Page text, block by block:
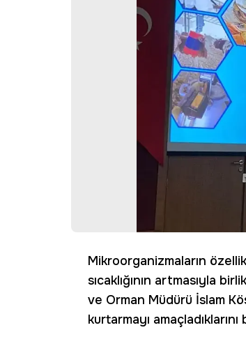
Mikroorganizmaların
sıcaklığının artmasıyla
ve Orman Müdürü İslam
kurtarmayı